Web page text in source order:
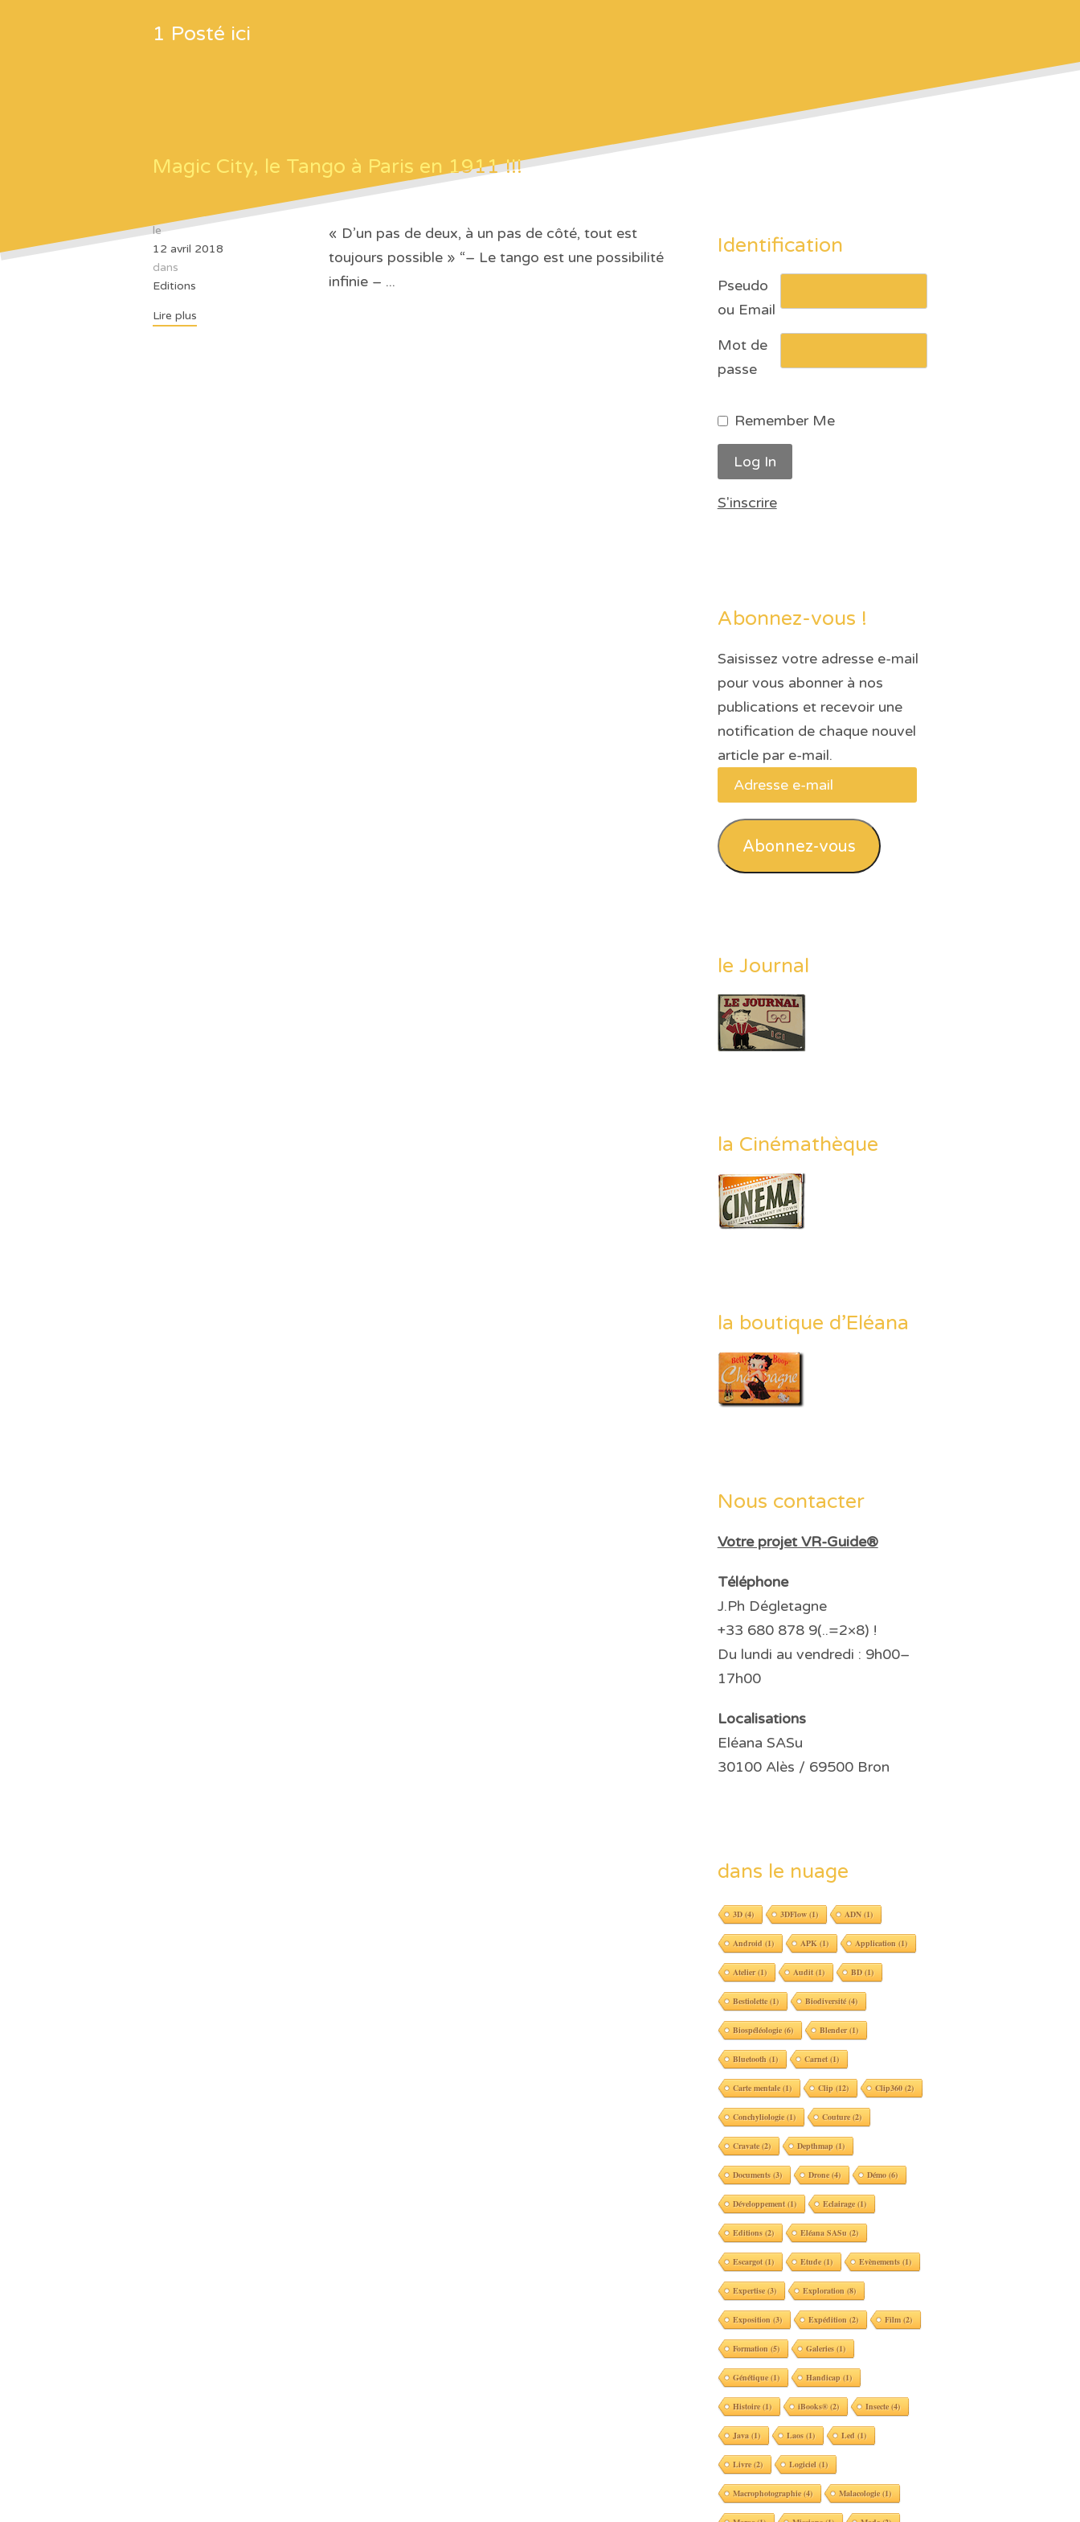
1 Posté ici
Magic City, le Tango à Paris en 1911 !!!
le
12 avril 2018
dans
Editions
Lire plus
« D’un pas de deux, à un pas de côté, tout est
toujours possible » “– Le tango est une possibilité
infinie – ...
Identification
Pseudo
ou Email
Mot de
passe
Remember Me
S'inscrire
Abonnez-vous !
Saisissez votre adresse e-mail
pour vous abonner à nos
publications et recevoir une
notification de chaque nouvel
article par e-mail.
Adresse
e-
mail
Abonnez-vous
le Journal
la Cinémathèque
la boutique d’Eléana
Nous contacter
Votre projet VR-Guide®
Téléphone
J.Ph Dégletagne
+33 680 878 9(..=2×8) !
Du lundi au vendredi : 9h00–
17h00
Localisations
Eléana SASu
30100 Alès / 69500 Bron
dans le nuage
3D(4) 3DFlow(1) ADN(1)
Android(1) APK(1) Application(1)
Atelier(1) Audit(1) BD(1)
Bestiolette(1) Biodiversité(4)
Biospéléologie(6) Blender(1)
Bluetooth(1) Carnet(1)
Carte mentale(1) Clip(12) Clip360(2)
Conchyliologie(1) Couture(2)
Cravate(2) Depthmap(1)
Documents(3) Drone(4) Démo(6)
Développement(1) Eclairage(1)
Editions(2) Eléana SASu(2)
Escargot(1) Etude(1) Evènements(1)
Expertise(3) Exploration(8)
Exposition(3) Expédition(2) Film(2)
Formation(5) Galeries(1)
Génétique(1) Handicap(1)
Histoire(1) iBooks®(2) Insecte(4)
Java(1) Laos(1) Led(1)
Livre(2) Logiciel(1)
Macrophotographie(4) Malacologie(1)